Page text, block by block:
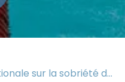
sobriété des piscines publiques